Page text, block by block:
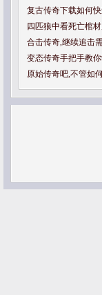
复古传奇下载如何
四匹狼中看死亡棺
合击传奇,继续追击
变态传奇手把手教
原始传奇吧,不管如